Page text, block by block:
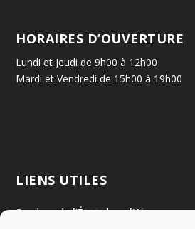
HORAIRES D’OUVERTURE
Lundi et Jeudi de 9h00 à 12h00
Mardi et Vendredi de 15h00 à 19h00
LIENS UTILES
Services de l'État dans l'Ain